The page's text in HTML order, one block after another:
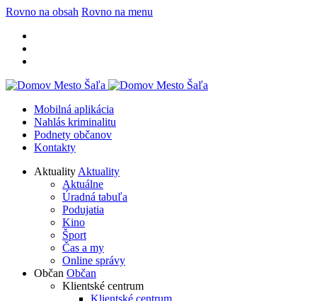
Rovno na obsah Rovno na menu
Mobilná aplikácia
Nahlás kriminalitu
Podnety občanov
Kontakty
Aktuality Aktuality
Aktuálne
Úradná tabuľa
Podujatia
Kino
Šport
Čas a my
Online správy
Občan Občan
Klientské centrum
Klientské centrum